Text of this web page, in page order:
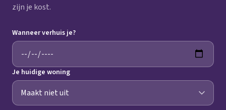
zijn je kost.
Wanneer verhuis je?
Je huidige woning